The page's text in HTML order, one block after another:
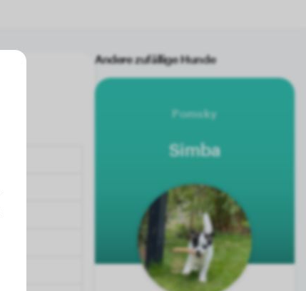
Andere zufällige Hunde
Pomsky
Simba